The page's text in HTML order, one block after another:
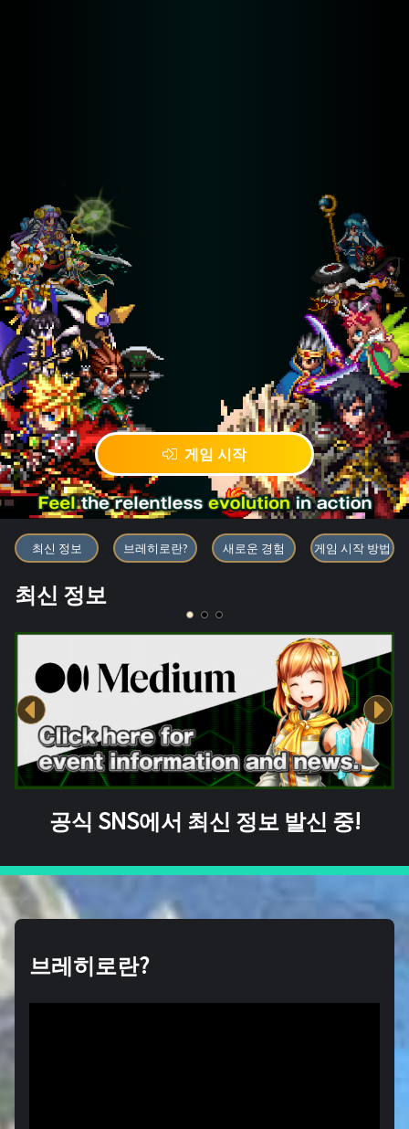
게임 시작
블록체인 게임 「BRAVE
최신 정보 브레히로란? 새로운 경험 게임 시작 방법
최신 정보
공식 SNS에서 최신 정보 발신 중!
브레히로란?